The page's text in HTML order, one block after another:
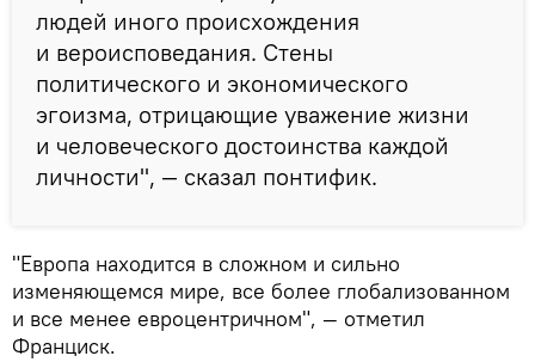
людей иного происхождения
и вероисповедания. Стены
политического и экономического
эгоизма, отрицающие уважение жизни
и человеческого достоинства каждой
личности", — сказал понтифик.
"Европа находится в сложном и сильно
изменяющемся мире, все более глобализованном
и все менее евроцентричном", — отметил
Франциск.